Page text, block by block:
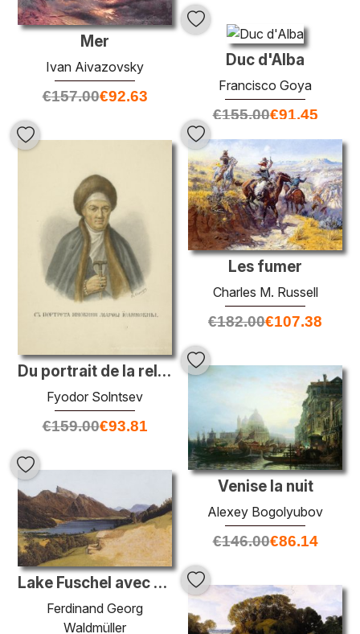
Mer
Ivan Aivazovsky
€157.00€92.63
Duc d'Alba
Francisco Goya
€155.00€91.45
Les fumer
Charles M. Russell
€182.00€107.38
Du portrait de la religieuse Martha Ivanovna
Fyodor Solntsev
€159.00€93.81
Venise la nuit
Alexey Bogolyubov
€146.00€86.14
Lake Fuschel avec Schafberg
Ferdinand Georg
Waldmüller